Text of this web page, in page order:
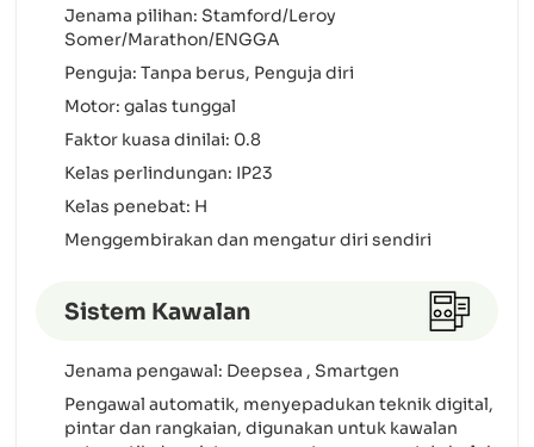
Jenama pilihan: Stamford/Leroy
Somer/Marathon/ENGGA
Penguja: Tanpa berus, Penguja diri
Motor: galas tunggal
Faktor kuasa dinilai: 0.8
Kelas perlindungan: IP23
Kelas penebat: H
Menggembirakan dan mengatur diri sendiri
Sistem Kawalan
Jenama pengawal: Deepsea , Smartgen
Pengawal automatik, menyepadukan teknik digital,
pintar dan rangkaian, digunakan untuk kawalan